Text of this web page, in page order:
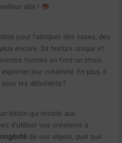
allié !
pour fabriquer des vases, des
encore. Sa texture unique et
formes en font un choix
leur créativité. En plus, il
les débutants !
béton qui résiste aux
d’utiliser vos créations à
longévité de vos objets, quel que